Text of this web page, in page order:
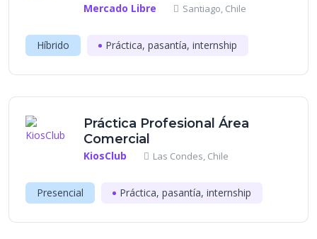
Mercado Libre Santiago, Chile
Híbrido Práctica, pasantía, internship
Práctica Profesional Área
Comercial
KiosClub Las Condes, Chile
Presencial Práctica, pasantía, internship